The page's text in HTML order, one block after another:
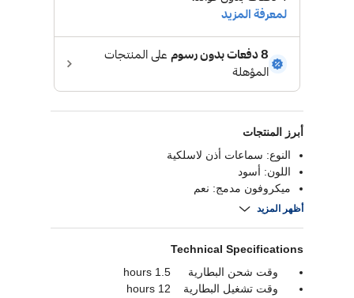
أبرز المنتجات
النوع: سماعات أذن لاسلكية
اللون: أسود
ميكروفون مدمج: نعم
نوع الاتصال: لاسلكي
أظهر المزيد
Technical Specifications
وقت شحن البطارية
1.5 hours
وقت تشغيل البطارية
12 hours